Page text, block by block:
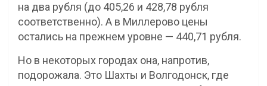
на два рубля (до 405,26 и 428,78 рубля
соответственно). А в Миллерово цены
остались на прежнем уровне — 440,71 рубля.
Но в некоторых городах она, напротив,
подорожала. Это Шахты и Волгодонск, где